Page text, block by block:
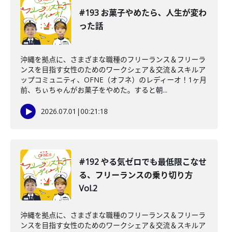
#193 お菓子やめたら、人生が変わ
った話
沖縄を拠点に、さまざまな職種のフリーランス＆フリーラ
ンスを目指す女性のためのワークシェア＆交流＆スキルア
ップコミュニティ、OFNE（オフネ）のレディーオ！1ヶ月
前、ちぃちゃんがお菓子をやめた。すると朝...
2026.07.01 |00:21:18
#192 やる気ゼロでも最低限こなせ
る、フリーランスの乗り切り方
Vol.2
沖縄を拠点に、さまざまな職種のフリーランス＆フリーラ
ンスを目指す女性のためのワークシェア＆交流＆スキルア